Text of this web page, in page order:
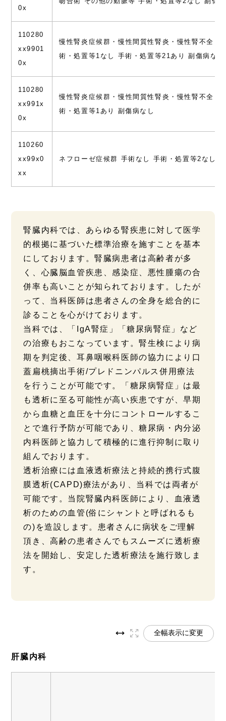
0x
110280
xx9901
0x
慢性腎炎症候群・慢性間質性腎炎・慢性腎不全
術・処置等1なし 手術・処置等21あり 副傷病なし
110280
xx991x
0x
慢性腎炎症候群・慢性間質性腎炎・慢性腎不全
術・処置等1あり 副傷病なし
110260
xx99x0
xx
ネフローゼ症候群 手術なし 手術・処置等2なし
腎臓内科では、あらゆる腎疾患に対して医学
的根拠に基づいた標準治療を施すことを基本
にしております。腎臓病患者は高齢者が多
く、心臓脳血管疾患、感染症、悪性腫瘍の合
併率も高いことが知られております。したが
って、当科医師は患者さんの全身を総合的に
診ることを心がけております。
当科では、「IgA腎症」「糖尿病腎症」など
の治療もおこなっています。腎生検により病
期を判定後、耳鼻咽喉科医師の協力により口
蓋扁桃摘出手術/プレドニンパルス併用療法
を行うことが可能です。「糖尿病腎症」は最
も透析に至る可能性が高い疾患ですが、早期
から血糖と血圧を十分にコントロールするこ
とで進行予防が可能であり、糖尿病・内分泌
内科医師と協力して積極的に進行抑制に取り
組んでおります。
透析治療には血液透析療法と持続的携行式腹
膜透析(CAPD)療法があり、当科では両者が
可能です。当院腎臓内科医師により、血液透
析のための血管(俗にシャントと呼ばれるも
の)を造設します。患者さんに病状をご理解
頂き、高齢の患者さんでもスムーズに透析療
法を開始し、安定した透析療法を施行致しま
す。
全幅表示に変更
肝臓内科